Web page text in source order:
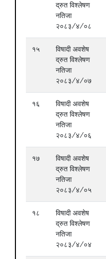
द्रुत विश्लेषण
नतिजा
२०८३/४/०८
१५
विषादी अवशेष
द्रुत विश्लेषण
नतिजा
२०८३/४/०७
१६
विषादी अवशेष
द्रुत विश्लेषण
नतिजा
२०८३/४/०६
१७
विषादी अवशेष
द्रुत विश्लेषण
नतिजा
२०८३/४/०५
१८
विषादी अवशेष
द्रुत विश्लेषण
नतिजा
२०८३/४/०४